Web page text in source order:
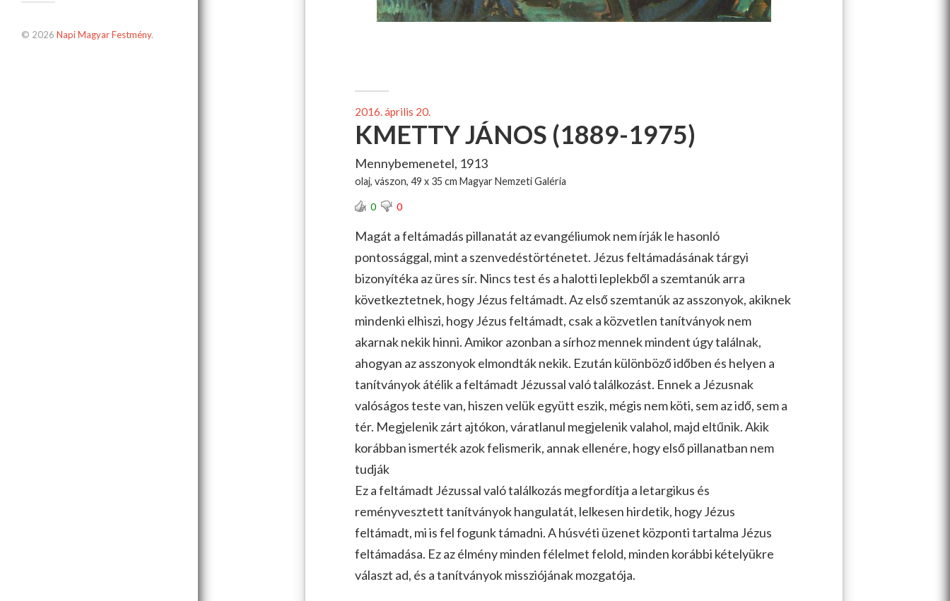
© 2026 Napi Magyar Festmény.
2016. április 20.
KMETTY JÁNOS (1889-1975)
Mennybemenetel, 1913
olaj, vászon, 49 x 35 cm Magyar Nemzeti Galéria
0 0
Magát a feltámadás pillanatát az evangéliumok nem írják le hasonló
pontossággal, mint a szenvedéstörténetet. Jézus feltámadásának tárgyi
bizonyítéka az üres sír. Nincs test és a halotti leplekből a szemtanúk arra
következtetnek, hogy Jézus feltámadt. Az első szemtanúk az asszonyok, akiknek
mindenki elhiszi, hogy Jézus feltámadt, csak a közvetlen tanítványok nem
akarnak nekik hinni. Amikor azonban a sírhoz mennek mindent úgy találnak,
ahogyan az asszonyok elmondták nekik. Ezután különböző időben és helyen a
tanítványok átélik a feltámadt Jézussal való találkozást. Ennek a Jézusnak
valóságos teste van, hiszen velük együtt eszik, mégis nem köti, sem az idő, sem a
tér. Megjelenik zárt ajtókon, váratlanul megjelenik valahol, majd eltűnik. Akik
korábban ismerték azok felismerik, annak ellenére, hogy első pillanatban nem
tudják
Ez a feltámadt Jézussal való találkozás megfordítja a letargikus és
reményvesztett tanítványok hangulatát, lelkesen hirdetik, hogy Jézus
feltámadt, mi is fel fogunk támadni. A húsvéti üzenet központi tartalma Jézus
feltámadása. Ez az élmény minden félelmet felold, minden korábbi kételyükre
választ ad, és a tanítványok missziójának mozgatója.